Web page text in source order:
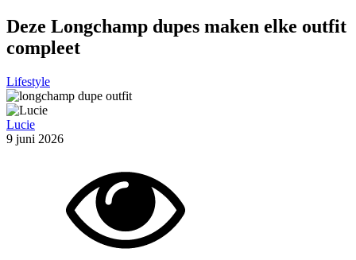
Deze Longchamp dupes maken elke outfit
compleet
Lifestyle
Lucie
9 juni 2026